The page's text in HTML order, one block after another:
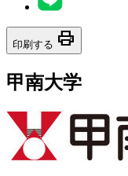
印刷する print
甲南大学